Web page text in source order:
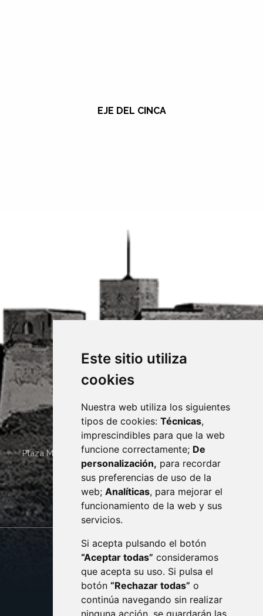
Este sitio utiliza
cookies
Nuestra web utiliza los siguientes
tipos de cookies: Técnicas,
imprescindibles para que la web
funcione correctamente; De
personalización, para recordar
sus preferencias de uso de la
web; Analíticas, para mejorar el
funcionamiento de la web y sus
servicios.
Si acepta pulsando el botón
“Aceptar todas” consideramos
que acepta su uso. Si pulsa el
botón “Rechazar todas” o
continúa navegando sin realizar
ninguna acción, se guardarán las
EJE DEL CINCA
Plaza Mayor 4 22400 MONZÓN - ARAGÓN (ESPAÑA)
· (34) 974 400 700 ·
sac@monzon.es
monzon.es
CONTACTO
AVISO LEGAL
PROTECCIÓN DE DATOS
POLÍTICA DE COOKIES
ACCESIBILIDAD